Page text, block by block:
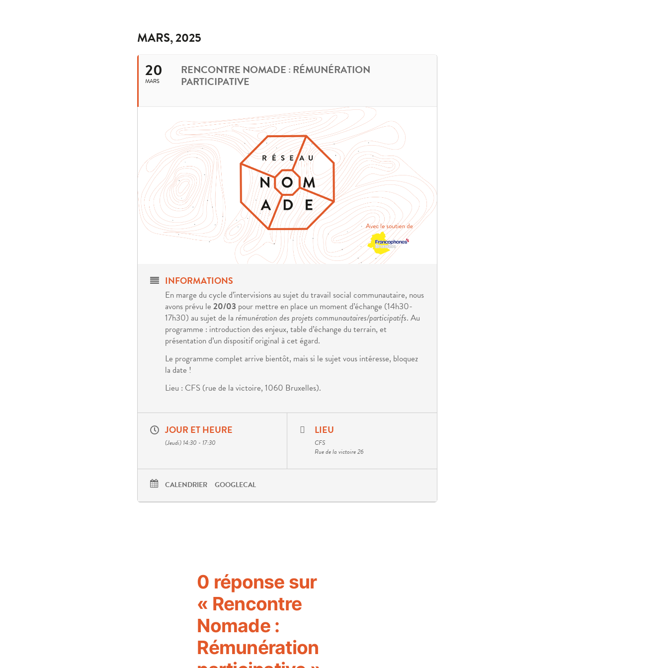
MARS, 2025
20
MARS
RENCONTRE NOMADE : RÉMUNÉRATION
PARTICIPATIVE
INFORMATIONS
En marge du cycle d’intervisions au sujet du travail social communautaire, nous
avons prévu le 20/03 pour mettre en place un moment d’échange (14h30-
17h30) au sujet de la rémunération des projets communautaires/participatifs. Au
programme : introduction des enjeux, table d’échange du terrain, et
présentation d’un dispositif original à cet égard.
Le programme complet arrive bientôt, mais si le sujet vous intéresse, bloquez
la date !
Lieu : CFS (rue de la victoire, 1060 Bruxelles).
JOUR ET HEURE
(Jeudi) 14:30 - 17:30
LIEU
CFS
Rue de la victoire 26
CALENDRIER GOOGLECAL
0 réponse sur
« Rencontre
Nomade :
Rémunération